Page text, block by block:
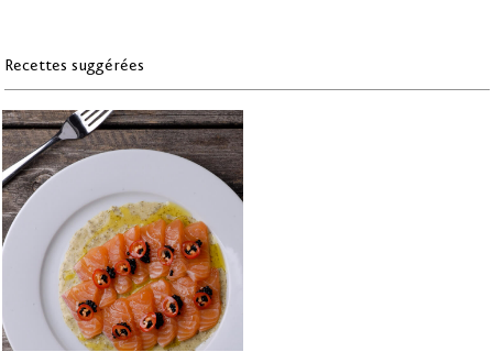
Recettes suggérées